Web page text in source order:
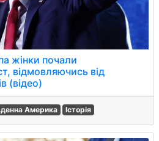
жінки почали
відмовляючись від
(відео)
Америка Історія